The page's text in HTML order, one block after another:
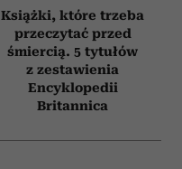
Książki, które trzeba
przeczytać przed
śmiercią. 5 tytułów
z zestawienia
Encyklopedii
Britannica